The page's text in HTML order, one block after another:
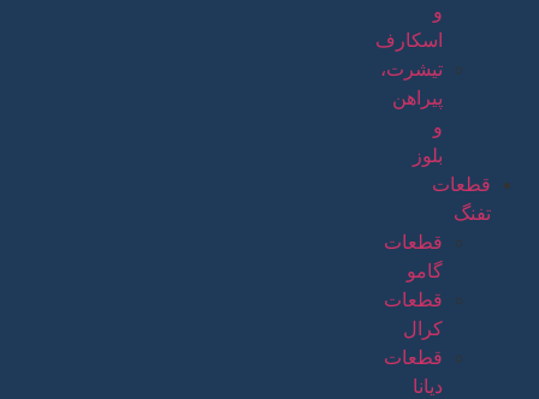
و
اسکارف
تیشرت،
پیراهن
و
بلوز
قطعات
تفنگ
قطعات
گامو
قطعات
کرال
قطعات
دیانا